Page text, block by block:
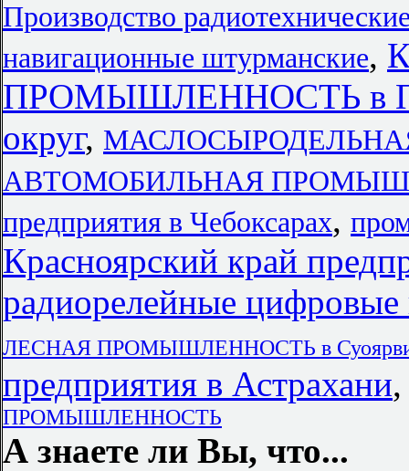
Производство
навигационные штурманские,
ПРОМЫШЛЕННОСТЬ в
округ,
АВТОМОБИЛЬНАЯ
предприятия в Чебоксарах,
Красноярский край
радиорелейные
ЛЕСНАЯ ПРОМЫШЛЕННОСТЬ в
предприятия в Астрахани
ПРОМЫШЛЕННОСТЬ
А знаете ли Вы, что...